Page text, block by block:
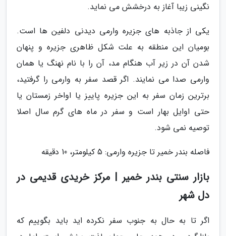
نگینی زیبا آغاز به درخشش می نماید.
یکی از جاذبه های جزیره وارمی دیدنی دلفین ها است.
بومیان این منطقه به علت شکل ظاهری جزیره و پنهان
شدن آن در زیر آب هنگام مد، آن را با نام نهنگ یا همان
وارمی صدا می نمایند. اگر قصد سفر به وارمی را گرفتید،
برترین زمان سفر به این جزیره پاییز یا اواخر زمستان یا
حتی اوایل بهار است و سفر در ماه های گرم سال اصلا
توصیه نمی شود.
فاصله بندر خمیر تا جزیره وارمی: 5 کیلومتر، 10 دقیقه
بازار سنتی بندر خمیر | مرکز خریدی قدیمی در
دل شهر
اگر تا به حال به جنوب سفر نکرده اید باید بگوییم که